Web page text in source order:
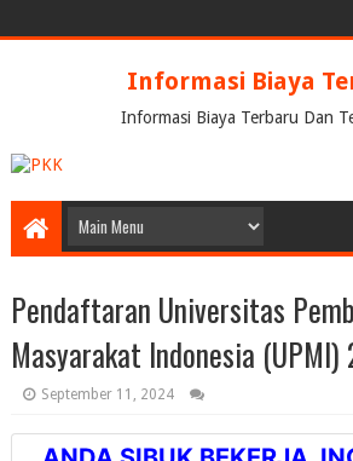
Informasi Biaya
Informasi Biaya Terbaru Dan
Pendaftaran Universitas
Masyarakat Indonesia
September 11, 2024